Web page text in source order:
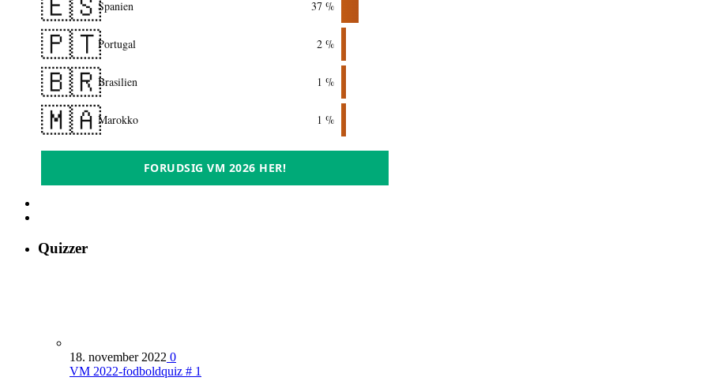
Spanien 37 %
🇵🇹Portugal 2 %
🇧🇷Brasilien 1 %
🇲🇦Marokko 1 %
FORUDSIG VM 2026 HER!
Quizzer
18. november 2022 0
VM 2022-fodboldquiz # 1